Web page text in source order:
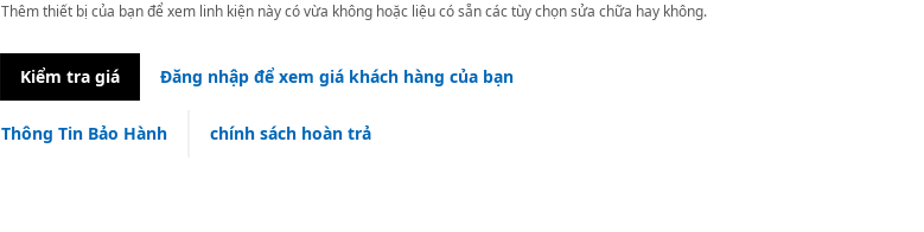
Thêm thiết bị của bạn để xem linh kiện này có vừa không hoặc liệu có sẵn các tùy chọn sửa chữa hay không.
Kiểm tra giá Đăng nhập để xem giá khách hàng của bạn
Thông Tin Bảo Hành chính sách hoàn trả